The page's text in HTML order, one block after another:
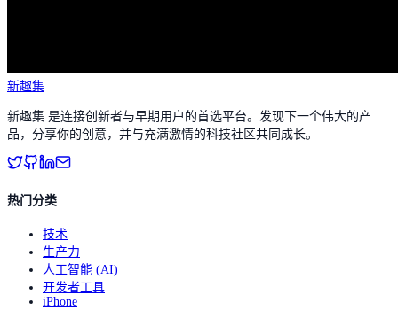
新趣集
新趣集 是连接创新者与早期用户的首选平台。发现下一个伟大的产
品，分享你的创意，并与充满激情的科技社区共同成长。
热门分类
技术
生产力
人工智能 (AI)
开发者工具
iPhone